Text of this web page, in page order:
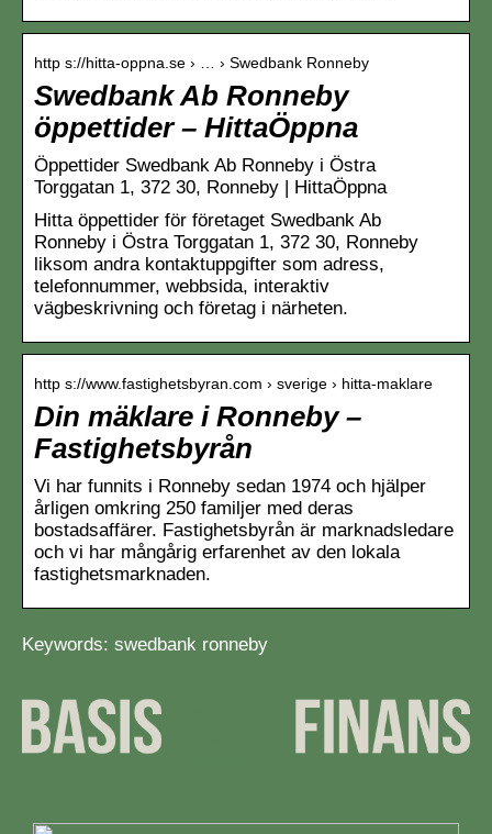
http s://hitta-oppna.se › … › Swedbank Ronneby
Swedbank Ab Ronneby
öppettider – HittaÖppna
Öppettider Swedbank Ab Ronneby i Östra
Torggatan 1, 372 30, Ronneby | HittaÖppna
Hitta öppettider för företaget Swedbank Ab
Ronneby i Östra Torggatan 1, 372 30, Ronneby
liksom andra kontaktuppgifter som adress,
telefonnummer, webbsida, interaktiv
vägbeskrivning och företag i närheten.
http s://www.fastighetsbyran.com › sverige › hitta-maklare
Din mäklare i Ronneby –
Fastighetsbyrån
Vi har funnits i Ronneby sedan 1974 och hjälper
årligen omkring 250 familjer med deras
bostadsaffärer. Fastighetsbyrån är marknadsledare
och vi har mångårig erfarenhet av den lokala
fastighetsmarknaden.
Keywords: swedbank ronneby